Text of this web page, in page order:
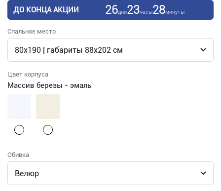
ДО КОНЦА АКЦИИ 26дни23часы28минуты
Спальное место
Цвет корпуса
Массив березы - эмаль
Обивка